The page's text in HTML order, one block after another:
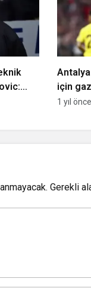
için
yıldızı
1 yıl önce
Gerekli